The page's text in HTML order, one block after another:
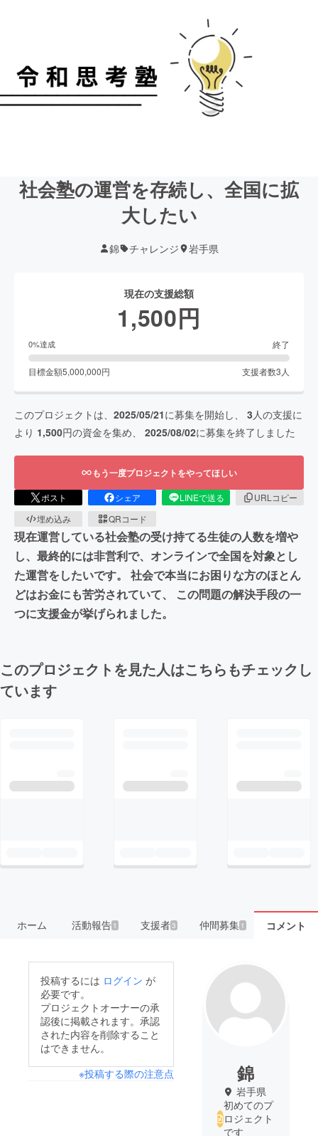
社会塾の運営を存続し、全国に拡
大したい
錦 チャレンジ 岩手県
現在の支援総額
1,500円
0%達成 終了
目標金額5,000,000円 支援者数3 人
このプロジェクトは、 2025/05/21に募集を開始し、 3 人の支援に
より 1,500円の資金を集め、 2025/08/02に募集を終了しました
もう一度プロジェクトをやってほしい
ポスト シェア LINEで送る
URLコピー
埋め込み
QRコード
現在運営している社会塾の受け持てる生徒の人数を増や
し、最終的には非営利で、オンラインで全国を対象とし
た運営をしたいです。 社会で本当にお困りな方のほとん
どはお金にも苦労されていて、 この問題の解決手段の一
つに支援金が挙げられました。
このプロジェクトを見た人はこちらもチェックし
ています
ホーム 活動報告1 支援者3 仲間募集 1 コメント
投稿するには ログイン が
必要です。
プロジェクトオーナーの承
認後に掲載されます。承認
された内容を削除すること
はできません。
※投稿する際の注意点
錦
岩手県
初めてのプ
ロジェクト
です